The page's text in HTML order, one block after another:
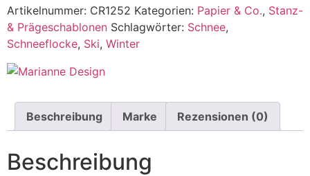
Artikelnummer: CR1252 Kategorien: Papier & Co., Stanz-
& Prägeschablonen Schlagwörter: Schnee,
Schneeflocke, Ski, Winter
Beschreibung Marke Rezensionen (0)
Beschreibung